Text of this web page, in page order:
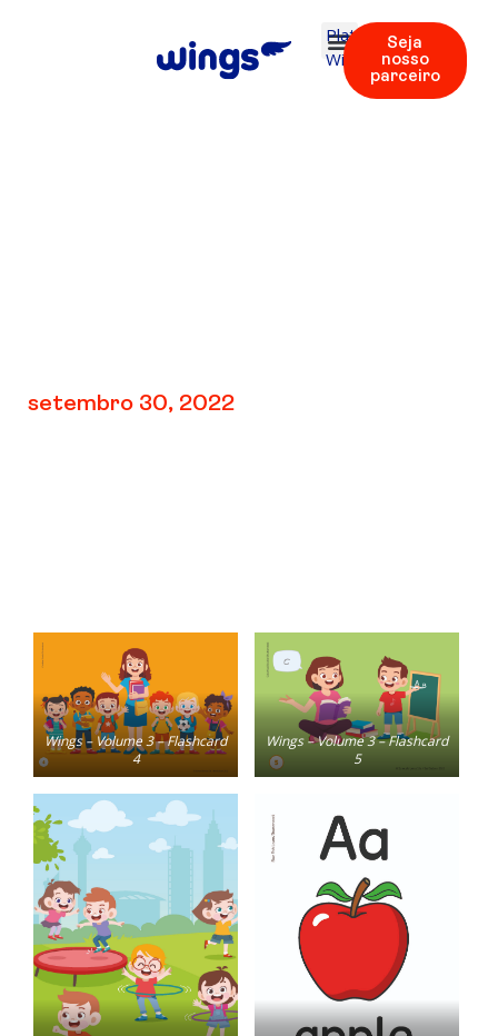
Plataforma
Wings
Seja
nosso
parceiro
setembro 30, 2022
Wings – Volume 3 – Flashcard
4
Wings – Volume 3 – Flashcard
5